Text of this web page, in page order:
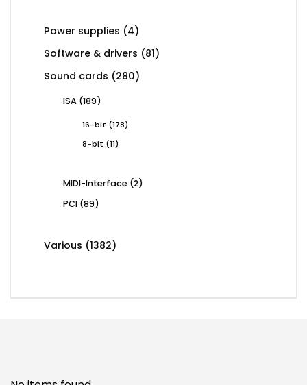
Power supplies 44
Software & drivers 8181
Sound cards 280280
ISA 189189
16-bit 178178
8-bit
1111
MIDI-Interface 22
PCI 8989
Various 13821382